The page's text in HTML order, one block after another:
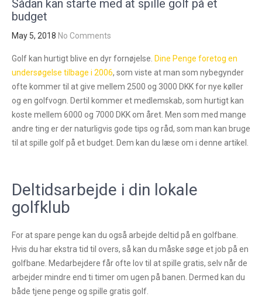
Sådan kan starte med at spille golf på et
budget
May 5, 2018 No Comments
Golf kan hurtigt blive en dyr fornøjelse. Dine Penge foretog en
undersøgelse tilbage i 2006, som viste at man som nybegynder
ofte kommer til at give mellem 2500 og 3000 DKK for nye køller
og en golfvogn. Dertil kommer et medlemskab, som hurtigt kan
koste mellem 6000 og 7000 DKK om året. Men som med mange
andre ting er der naturligvis gode tips og råd, som man kan bruge
til at spille golf på et budget. Dem kan du læse om i denne artikel.
Deltidsarbejde i din lokale
golfklub
For at spare penge kan du også arbejde deltid på en golfbane.
Hvis du har ekstra tid til overs, så kan du måske søge et job på en
golfbane. Medarbejdere får ofte lov til at spille gratis, selv når de
arbejder mindre end ti timer om ugen på banen. Dermed kan du
både tjene penge og spille gratis golf.